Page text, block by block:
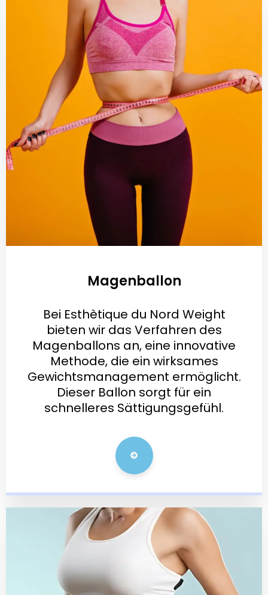
Magenballon
Bei Esthètique du Nord Weight
bieten wir das Verfahren des
Magenballons an, eine innovative
Methode, die ein wirksames
Gewichtsmanagement ermöglicht.
Dieser Ballon sorgt für ein
schnelleres Sättigungsgefühl.